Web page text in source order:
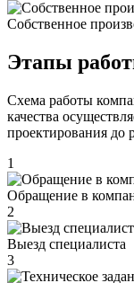
Cобственное
Этапы
Схема работы
качества
проектирования до
1
Обращение в
2
Выезд специалиста
3